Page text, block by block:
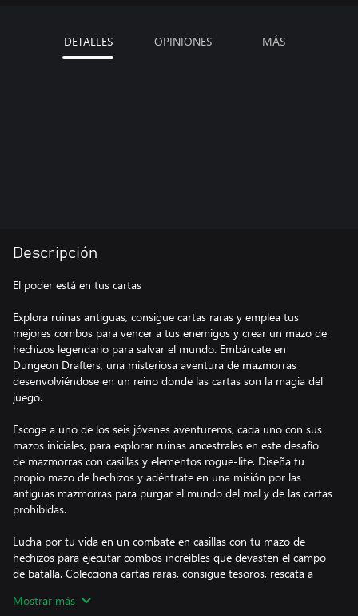
DETALLES OPINIONES MÁS
Descripción
El poder está en tus cartas
Explora ruinas antiguas, consigue cartas raras y emplea tus
mejores combos para vencer a tus enemigos y crear un mazo de
hechizos legendario para salvar el mundo. Embárcate en
Dungeon Drafters, una misteriosa aventura de mazmorras
desenvolviéndose en un reino donde las cartas son la magia del
juego.
Escoge a uno de los seis jóvenes aventureros, cada uno con sus
mazos iniciales, para explorar ruinas ancestrales en este desafío
de mazmorras con casillas y elementos rogue-lite. Diseña tu
propio mazo de hechizos y adéntrate en una misión por las
antiguas mazmorras para purgar el mundo del mal y de las cartas
prohibidas.
Lucha por tu vida en un combate en casillas con tu mazo de
hechizos para ejecutar combos increíbles que devasten el campo
de batalla. Colecciona cartas raras, consigue tesoros, rescata a
siguiente exploración. Ve cada vez más profundo, ábrete camino
Mostrar más